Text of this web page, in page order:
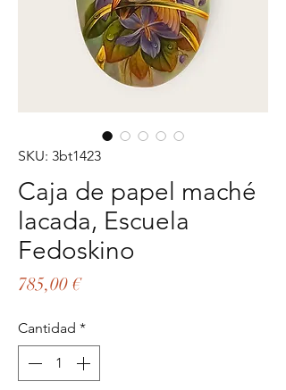
SKU: 3bt1423
Caja de papel maché
lacada, Escuela
Fedoskino
785,00 €Precio
Cantidad *